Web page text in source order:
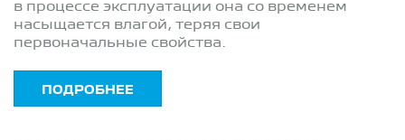
в процессе эксплуатации она со временем
насыщается влагой, теряя свои
первоначальные свойства.
ПОДРОБНЕЕ